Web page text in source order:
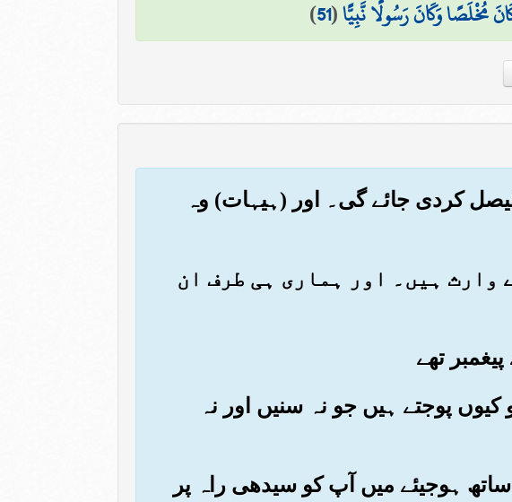
مُخْلَصًا وَكَانَ رَسُولًا نَّبِيًّا(
51
)
کردی جائے گی۔ اور (ہیہات) وہ
وارث ہیں۔ اور ہماری ہی طرف ان
کیوں پوجتے ہیں جو نہ سنیں اور نہ
ساتھ ہوجیئے میں آپ کو سیدھی راہ پر